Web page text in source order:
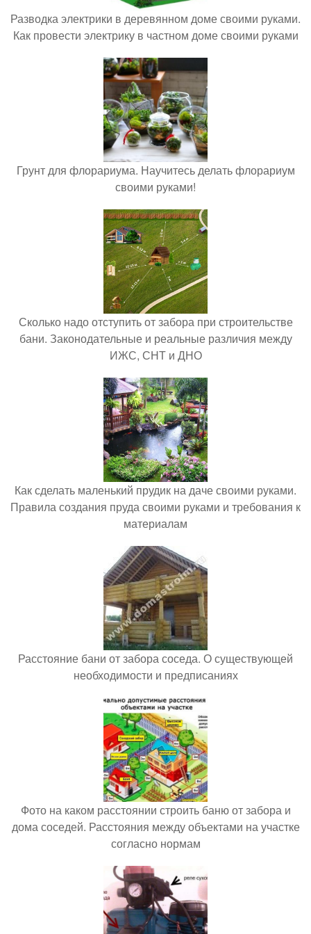
Разводка электрики в деревянном доме своими руками.
Как провести электрику в частном доме своими руками
Грунт для флорариума. Научитесь делать флорариум
своими руками!
Сколько надо отступить от забора при строительстве
бани. Законодательные и реальные различия между
ИЖС, СНТ и ДНО
Как сделать маленький прудик на даче своими руками.
Правила создания пруда своими руками и требования к
материалам
Расстояние бани от забора соседа. О существующей
необходимости и предписаниях
Фото на каком расстоянии строить баню от забора и
дома соседей. Расстояния между объектами на участке
согласно нормам